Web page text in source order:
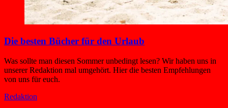
Die besten Bücher für den Urlaub
Was sollte man diesen Sommer unbedingt lesen? Wir haben uns in
unserer Redaktion mal umgehört. Hier die besten Empfehlungen
von uns für euch.
Redaktion